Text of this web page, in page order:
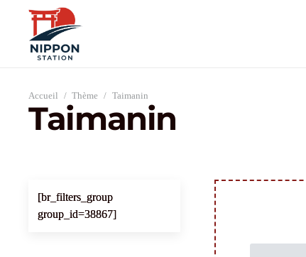
Accueil / Thème / Taimanin
Taimanin
[br_filters_group
group_id=38867]